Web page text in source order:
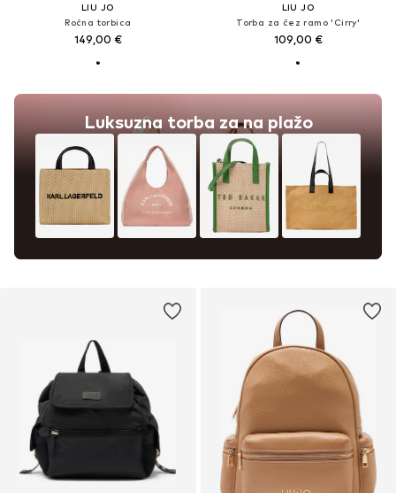
LIU JO
Ročna torbica
149,00 €
Luksuzna torba za na plažo
LIU JO
Torba za čez ramo 'Cirry'
109,00 €